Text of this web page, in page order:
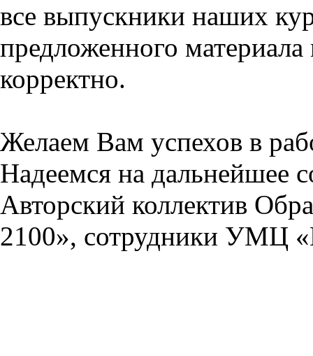
все выпускники наших
предложенного
корректно.
Желаем Вам успехов в
Надеемся на дальнейшее
Авторский коллектив
2100», сотрудники УМЦ